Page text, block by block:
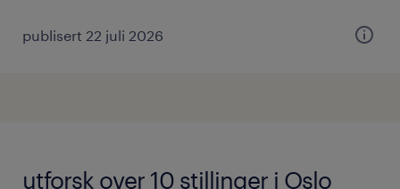
publisert 22 juli 2026
utforsk over 10 stillinger i Oslo